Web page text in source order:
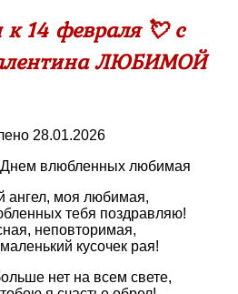
14 февраля 💘 с
ЛЮБИМОЙ
28.01.2026
ангел, моя любимая,
тебя поздравляю!
неповторимая,
кусочек рая!
нет на всем свете,